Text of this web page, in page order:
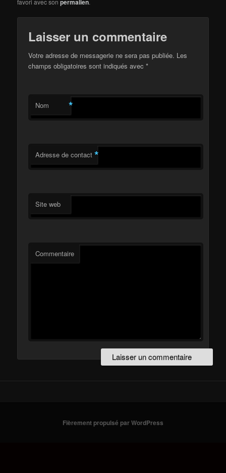
favori avec sonpermalien.
Laisser un commentaire
Votre adresse de messagerie ne sera pas publiée. Les
champs obligatoires sont indiqués avec*
Nom *
Adresse de contact *
Site web
Commentaire
Fièrement propulsé par WordPress